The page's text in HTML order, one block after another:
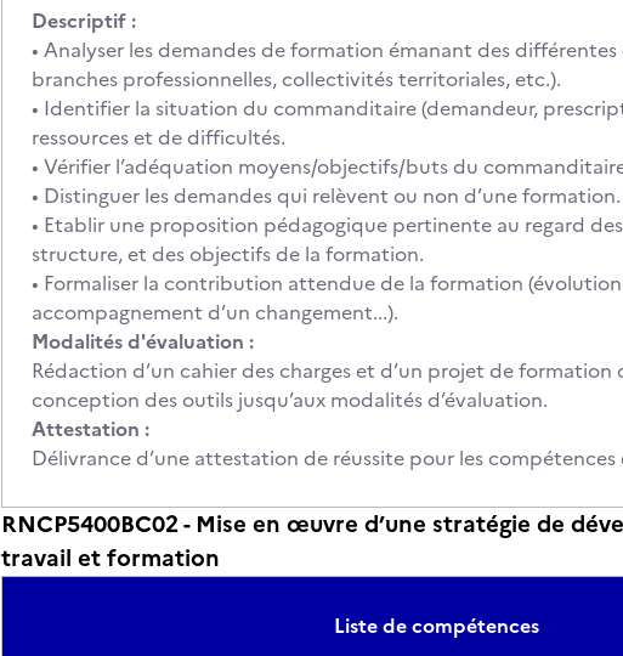
Descriptif :
• Analyser les demandes de formation émanant des différentes
branches professionnelles, collectivités territoriales, etc.).
• Identifier la situation du commanditaire (demandeur,
ressources et de difficultés.
• Vérifier l’adéquation moyens/objectifs/buts du
• Distinguer les demandes qui relèvent ou non d’une formation.
• Etablir une proposition pédagogique pertinente au regard
structure, et des objectifs de la formation.
• Formaliser la contribution attendue de la formation
accompagnement d’un changement...).
Modalités d'évaluation :
Rédaction d’un cahier des charges et d’un projet de formation
conception des outils jusqu’aux modalités d’évaluation.
Attestation :
Délivrance d’une attestation de réussite pour les compétences
RNCP5400BC02 - Mise en œuvre d’une stratégie de
travail et formation
Liste de compétences